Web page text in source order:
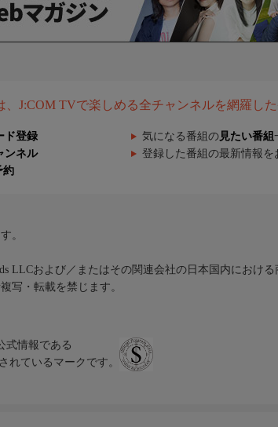
、J:COM TVで楽しめる全チャンネルを網羅した
ド登録 気になる番組の 見たい番組
ンネル 登録した番組の最新情報を
約
。
LLCおよび／またはその関連会社の日本国内における
写・転載を禁じます。
式情報である
れているマークです。